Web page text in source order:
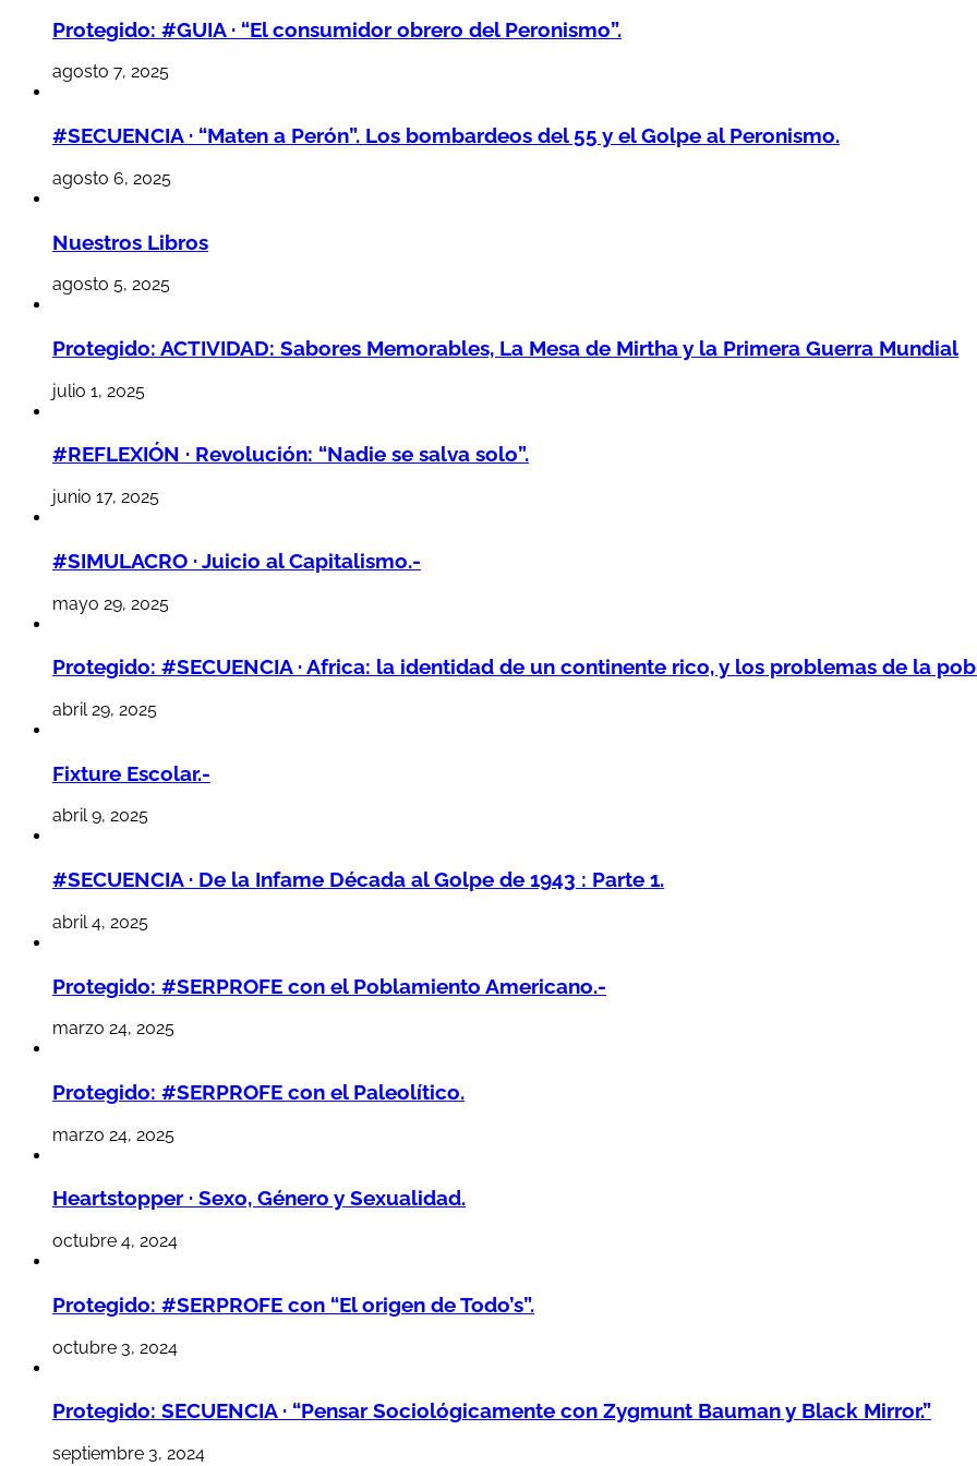
Protegido: #GUIA · “El consumidor obrero del Peronismo”.
agosto 7, 2025
#SECUENCIA · “Maten a Perón”. Los bombardeos del 55 y el Golpe al Peronismo.
agosto 6, 2025
Nuestros Libros
agosto 5, 2025
Protegido: ACTIVIDAD: Sabores Memorables, La Mesa de Mirtha y la Primera Guerra Mundial
julio 1, 2025
#REFLEXIÓN · Revolución: “Nadie se salva solo”.
junio 17, 2025
#SIMULACRO · Juicio al Capitalismo.-
mayo 29, 2025
Protegido: #SECUENCIA · Africa: la identidad de un continente rico, y los problemas de la
abril 29, 2025
Fixture Escolar.-
abril 9, 2025
#SECUENCIA · De la Infame Década al Golpe de 1943 : Parte 1.
abril 4, 2025
Protegido: #SERPROFE con el Poblamiento Americano.-
marzo 24, 2025
Protegido: #SERPROFE con el Paleolítico.
marzo 24, 2025
Heartstopper · Sexo, Género y Sexualidad.
octubre 4, 2024
Protegido: #SERPROFE con “El origen de Todo’s”.
octubre 3, 2024
Protegido: SECUENCIA · “Pensar Sociológicamente con Zygmunt Bauman y Black Mirror.”
septiembre 3, 2024